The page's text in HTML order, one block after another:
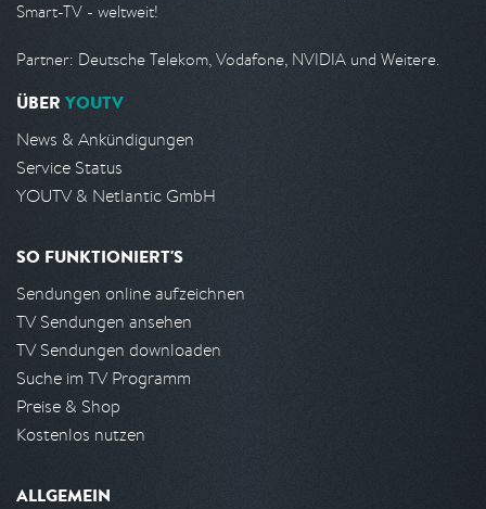
Smart-TV - weltweit!
Partner: Deutsche Telekom, Vodafone, NVIDIA und Weitere.
ÜBER YOUTV
News & Ankündigungen
Service Status
YOUTV & Netlantic GmbH
SO FUNKTIONIERT'S
Sendungen online aufzeichnen
TV Sendungen ansehen
TV Sendungen downloaden
Suche im TV Programm
Preise & Shop
Kostenlos nutzen
ALLGEMEIN